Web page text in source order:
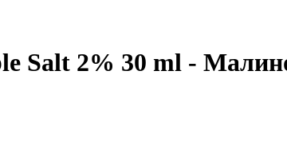
Salt 2% 30 ml -